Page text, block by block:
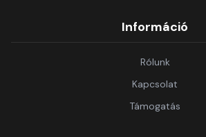
Információ
Rólunk
Kapcsolat
Támogatás